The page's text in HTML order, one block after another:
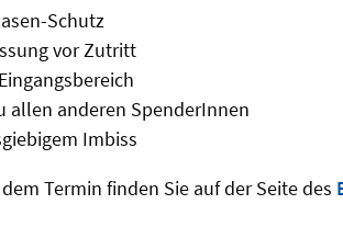
Schutz
vor Zutritt
allen anderen SpenderInnen
Imbiss
Termin finden Sie auf der Seite des